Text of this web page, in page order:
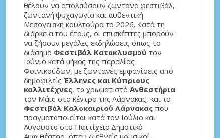
θέλουν να απολαύσουν ζωντανα φεστιβάλ,
ζωντανή ψυχαγωγία και αυθεντική
Μεσογειακή κουλτούρα το 2026. Κατά τη
διάρκεια του έτους, οι επισκέπτες μπορούν
να ζήσουν μεγάλες εκδηλώσεις όπως το
διάσημο Φεστιβάλ Κατακλυσμού τον
Ιούνιο κατά μήκος της παραλίας
Φοινικούδων, με ζωντανές εμφανίσεις από
δημοφιλείς Έλληνες και Κύπριους
καλλιτέχνες, το χρωματιστό Ανθεστήρια
τον Μάιο στο κέντρο της Λάρνακας, και το
Φεστιβάλ Καλοκαιριού Λάρνακας που
πραγματοποιείται κατά τον Ιούλιο και
Αύγουστο στο Παττίχειο Δημοτικό